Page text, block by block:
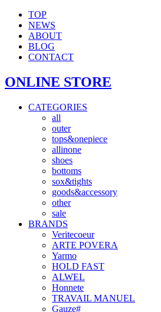
TOP
NEWS
ABOUT
BLOG
CONTACT
ONLINE STORE
CATEGORIES
all
outer
tops&onepiece
allinone
shoes
bottoms
sox&tights
goods&accessory
other
sale
BRANDS
Veritecoeur
ARTE POVERA
Yarmo
HOLD FAST
ALWEL
Honnete
TRAVAIL MANUEL
Gauze#